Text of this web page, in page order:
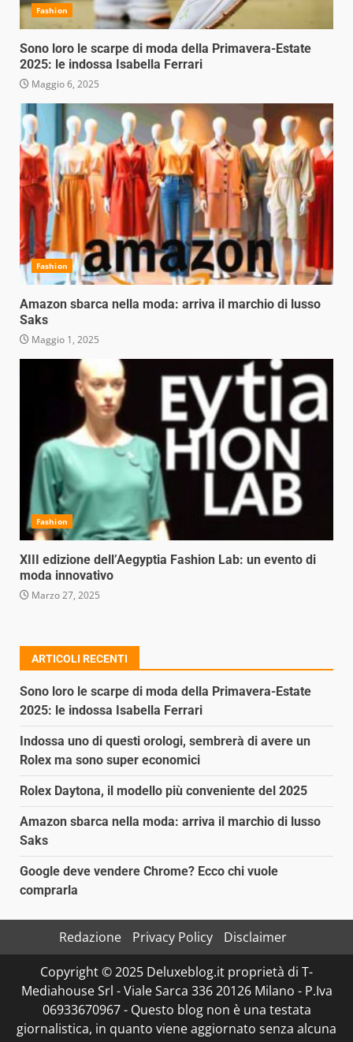
Fashion
Sono loro le scarpe di moda della Primavera-Estate
2025: le indossa Isabella Ferrari
Maggio 6, 2025
Fashion
Amazon sbarca nella moda: arriva il marchio di lusso
Saks
Maggio 1, 2025
Fashion
XIII edizione dell’Aegyptia Fashion Lab: un evento di
moda innovativo
Marzo 27, 2025
ARTICOLI RECENTI
Sono loro le scarpe di moda della Primavera-Estate
2025: le indossa Isabella Ferrari
Indossa uno di questi orologi, sembrerà di avere un
Rolex ma sono super economici
Rolex Daytona, il modello più conveniente del 2025
Amazon sbarca nella moda: arriva il marchio di lusso
Saks
Google deve vendere Chrome? Ecco chi vuole
comprarla
Redazione Privacy Policy
Disclaimer
Copyright © 2025 Deluxeblog.it proprietà di T-
Mediahouse Srl - Viale Sarca 336 20126 Milano - P.Iva
06933670967 - Questo blog non è una testata
giornalistica, in quanto viene aggiornato senza alcuna